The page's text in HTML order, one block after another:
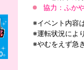
協力：ふか
※イベント内容
※運転状況によ
※やむをえず急